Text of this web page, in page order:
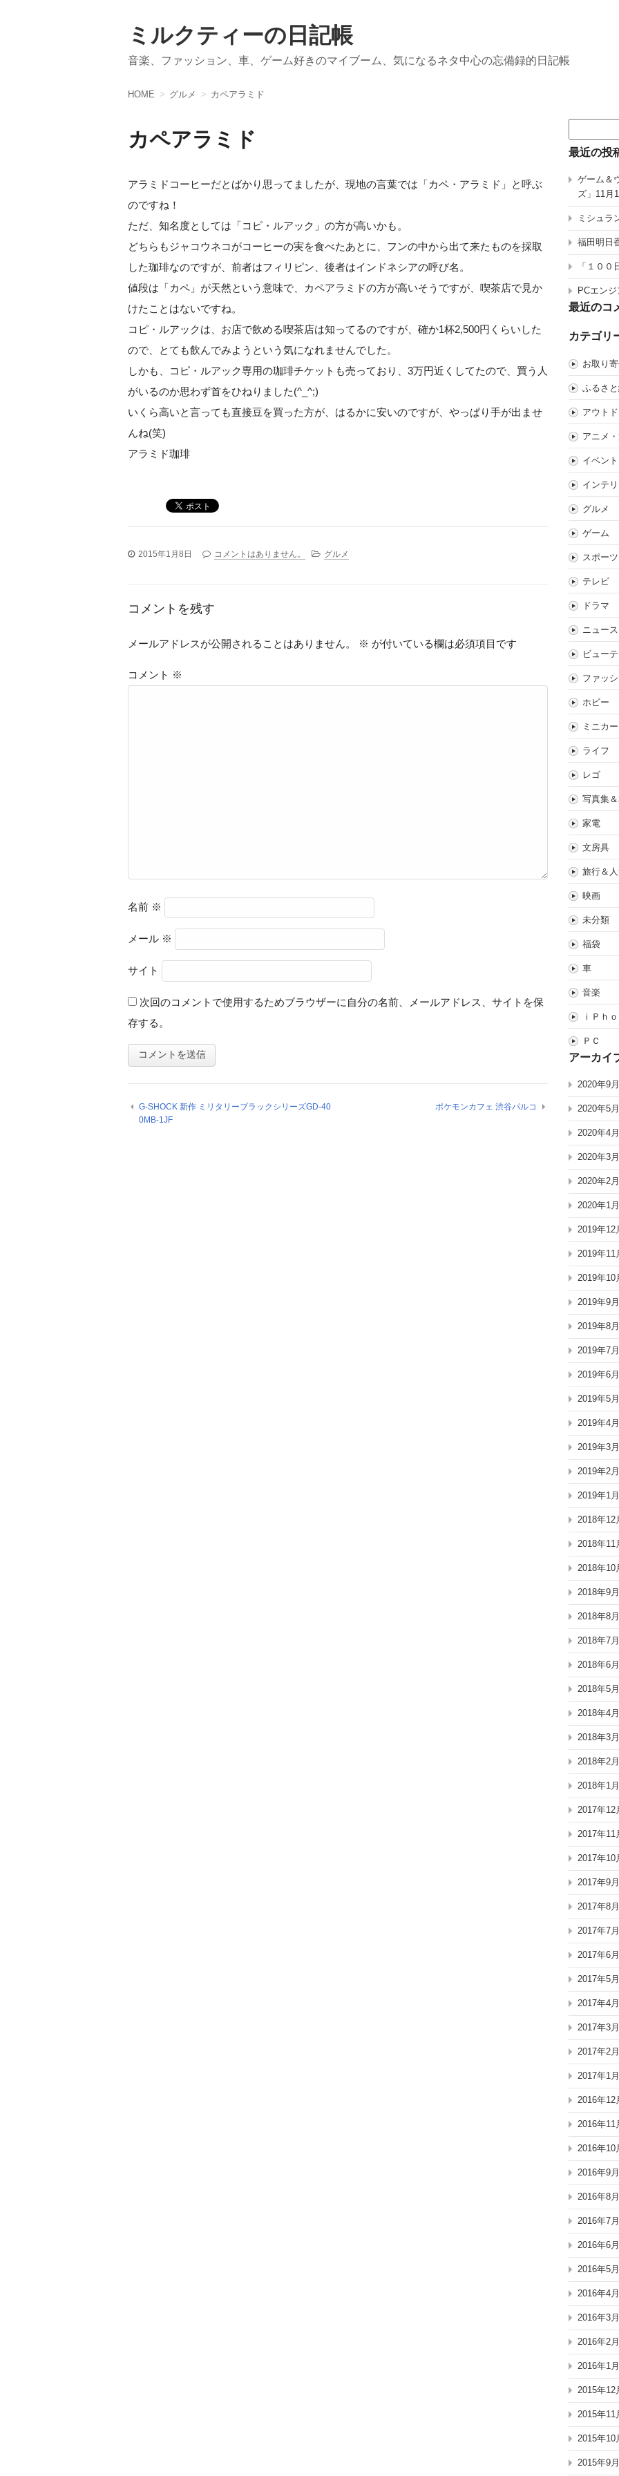
ミルクティーの日記帳
音楽、ファッション、車、ゲーム好きのマイブーム、気になるネタ中心の忘備録的日記帳
HOME グルメ カペアラミド
カペアラミド
アラミドコーヒーだとばかり思ってましたが、現地の言葉では「カペ・アラミド」と呼ぶ
のですね！
ただ、知名度としては「コピ・ルアック」の方が高いかも。
どちらもジャコウネコがコーヒーの実を食べたあとに、フンの中から出て来たものを採取
した珈琲なのですが、前者はフィリピン、後者はインドネシアの呼び名。
値段は「カペ」が天然という意味で、カペアラミドの方が高いそうですが、喫茶店で見か
けたことはないですね。
コピ・ルアックは、お店で飲める喫茶店は知ってるのですが、確か1杯2,500円くらいした
ので、とても飲んでみようという気になれませんでした。
しかも、コピ・ルアック専用の珈琲チケットも売っており、3万円近くしてたので、買う人
がいるのか思わず首をひねりました(^_^;)
いくら高いと言っても直接豆を買った方が、はるかに安いのですが、やっぱり手が出ませ
んね(笑)
アラミド珈琲
2015年1月8日 コメントはありません。 グルメ
コメントを残す
メールアドレスが公開されることはありません。 ※ が付いている欄は必須項目です
コメント ※
名前 ※
メール ※
サイト
次回のコメントで使用するためブラウザーに自分の名前、メールアドレス、サイトを保
存する。
G-SHOCK 新作 ミリタリーブラックシリーズGD-40
0MB-1JF
ポケモンカフェ 渋谷パルコ
索:
最近の投
ゲーム＆
ズ」11月
ミシュラ
福田明日
「１０
PCエン
最近のコ
カテゴリ
お取り
ふるさ
アウト
アニメ
イベント
インテ
グルメ
ゲーム
スポーツ
テレビ
ドラマ
ニュース
ビュー
ファッ
ホビー
ミニカー
ライフ
レゴ
写真集
家電
文房具
旅行＆
映画
未分類
福袋
車
音楽
ｉＰｈ
ＰＣ
アーカイ
2020年9月
2020年5月
2020年4月
2020年3月
2020年2月
2020年1月
2019年12
2019年11
2019年10
2019年9月
2019年8月
2019年7月
2019年6月
2019年5月
2019年4月
2019年3月
2019年2月
2019年1月
2018年12
2018年11
2018年10
2018年9月
2018年8月
2018年7月
2018年6月
2018年5月
2018年4月
2018年3月
2018年2月
2018年1月
2017年12
2017年11
2017年10
2017年9月
2017年8月
2017年7月
2017年6月
2017年5月
2017年4月
2017年3月
2017年2月
2017年1月
2016年12
2016年11
2016年10
2016年9月
2016年8月
2016年7月
2016年6月
2016年5月
2016年4月
2016年3月
2016年2月
2016年1月
2015年12
2015年11
2015年10
2015年9月